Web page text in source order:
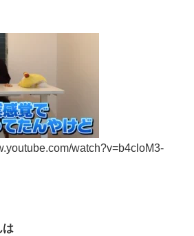
watch?v=b4cloM3-
は